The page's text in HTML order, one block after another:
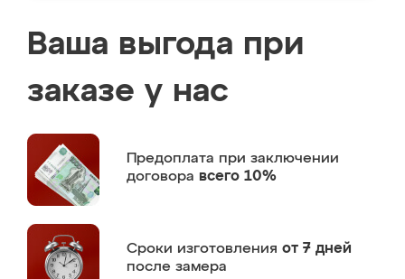
Ваша выгода при
заказе у нас
Предоплата при заключении
договора всего 10%
Сроки изготовления от 7 дней
после замера